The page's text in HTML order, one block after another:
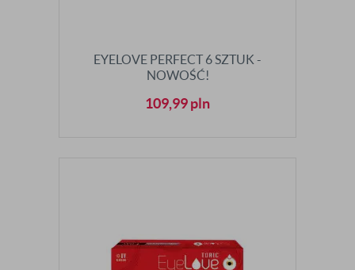
EYELOVE PERFECT 6 SZTUK -
NOWOŚĆ!
109,99pln